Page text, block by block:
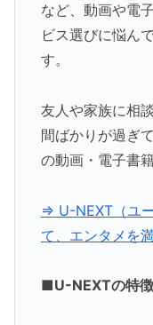
など、動画や電
ビス選びに悩ん
す。
友人や家族に相
間ばかりが過ぎ
の動画・電子書
⇒ U-NEXT（ユ
て、エンタメを
■U-NEXTの特